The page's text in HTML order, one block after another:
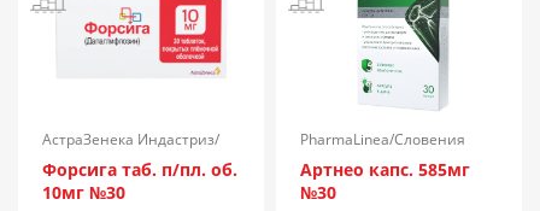
АстраЗенека Индастриз/
Россия
Форсига таб. п/пл. об.
10мг №30
PharmaLinea/Словения
Артнео капс. 585мг
№30